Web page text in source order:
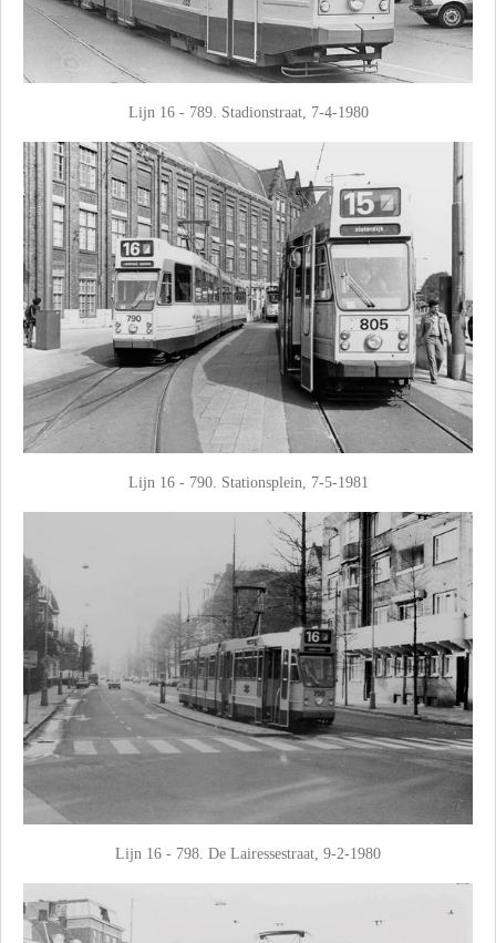
Lijn 16 - 789. Stadionstraat, 7-4-1980
Lijn 16 - 790. Stationsplein, 7-5-1981
Lijn 16 - 798. De Lairessestraat, 9-2-1980